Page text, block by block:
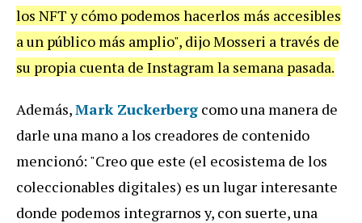
los NFT y cómo podemos hacerlos más accesibles
a un público más amplio", dijo Mosseri a través de
su propia cuenta de Instagram la semana pasada.
Además,Mark Zuckerberg como una manera de
darle una mano a los creadores de contenido
mencionó: "Creo que este (el ecosistema de los
coleccionables digitales) es un lugar interesante
donde podemos integrarnos y, con suerte, una